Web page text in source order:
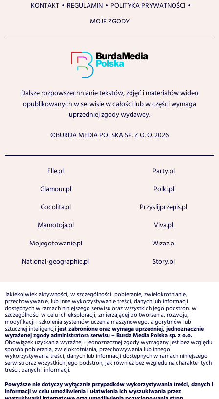
KONTAKT REGULAMIN
POLITYKA PRYWATNOŚCI
MOJE ZGODY
Dalsze rozpowszechnianie tekstów, zdjęć i materiałów wideo
opublikowanych w serwisie w całości lub w części wymaga
uprzedniej zgody wydawcy.
©BURDA MEDIA POLSKA SP. Z O. O. 2026
Elle.pl
Glamour.pl
Cocolita.pl
Mamotoja.pl
Mojegotowanie.pl
National-geographic.pl
Party.pl
Polki.pl
Przyslijprzepis.pl
Viva.pl
Wizaz.pl
Story.pl
Jakiekolwiek aktywności, w szczególności: pobieranie, zwielokrotnianie,
przechowywanie, lub inne wykorzystywanie treści, danych lub informacji
dostępnych w ramach niniejszego serwisu oraz wszystkich jego podstron, w
szczególności w celu ich eksploracji, zmierzającej do tworzenia, rozwoju,
modyfikacji i szkolenia systemów uczenia maszynowego, algorytmów lub
sztucznej inteligencji jest zabronione oraz wymaga uprzedniej, jednoznacznie
wyrażonej zgody administratora serwisu – Burda Media Polska sp. z o.o.
Obowiązek uzyskania wyraźnej i jednoznacznej zgody wymagany jest bez względu
sposób pobierania, zwielokrotniania, przechowywania lub innego
wykorzystywania treści, danych lub informacji dostępnych w ramach niniejszego
serwisu oraz wszystkich jego podstron, jak również bez względu na charakter tych
treści, danych i informacji.
Powyższe nie dotyczy wyłącznie przypadków wykorzystywania treści, danych i
informacji w celu umożliwienia i ułatwienia ich wyszukiwania przez